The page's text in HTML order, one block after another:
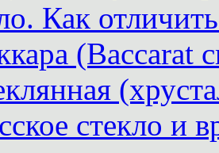
Как
(Baccarat
стекло и